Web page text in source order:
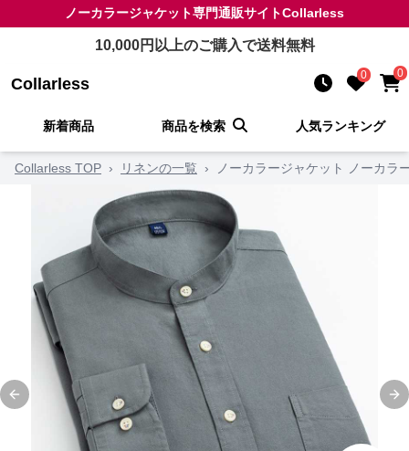
ノーカラージャケット専門通販サイトCollarless
10,000円以上のご購入で送料無料
Collarless 0 0
新着商品 商品を検索 人気ランキング
Collarless TOP › リネンの一覧 › ノーカラージャケット ノーカラ
Previous slide